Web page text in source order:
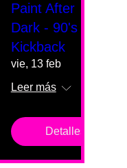
Paint After
Dark - 90's
Kickback
vie, 13 feb
Leer más
Detalles